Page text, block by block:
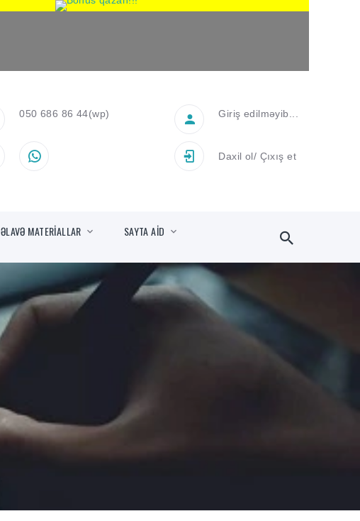
050 686 86 44(wp) Giriş edilməyib...
Daxil ol/ Çıxış et
ƏLAVƏ MATERİALLAR SAYTA AİD